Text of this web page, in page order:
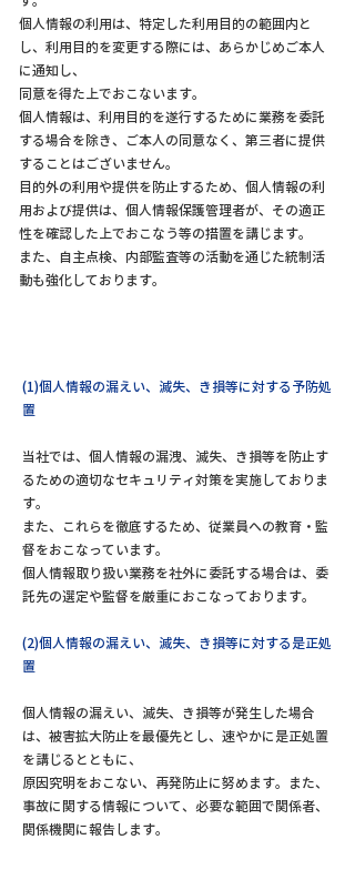
個人情報の利用は、特定した利用目的の範囲内と
し、利用目的を変更する際には、あらかじめご本人
に通知し、
同意を得た上でおこないます。
個人情報は、利用目的を遂行するために業務を委託
する場合を除き、ご本人の同意なく、第三者に提供
することはございません。
目的外の利用や提供を防止するため、個人情報の利
用および提供は、個人情報保護管理者が、その適正
性を確認した上でおこなう等の措置を講じます。
また、自主点検、内部監査等の活動を通じた統制活
動も強化しております。
(1)個人情報の漏えい、滅失、き損等に対する予防処
置
当社では、個人情報の漏洩、滅失、き損等を防止す
るための適切なセキュリティ対策を実施しておりま
す。
また、これらを徹底するため、従業員への教育・監
督をおこなっています。
個人情報取り扱い業務を社外に委託する場合は、委
託先の選定や監督を厳重におこなっております。
(2)個人情報の漏えい、滅失、き損等に対する是正処
置
個人情報の漏えい、滅失、き損等が発生した場合
は、被害拡大防止を最優先とし、速やかに是正処置
を講じるとともに、
原因究明をおこない、再発防止に努めます。また、
事故に関する情報について、必要な範囲で関係者、
関係機関に報告します。